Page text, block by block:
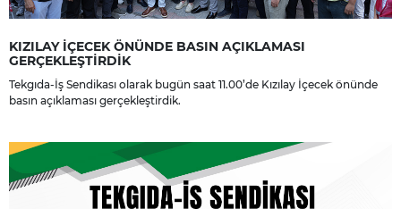
KIZILAY İÇECEK ÖNÜNDE BASIN AÇIKLAMASI
GERÇEKLEŞTİRDİK
Tekgıda-İş Sendikası olarak bugün saat 11.00’de Kızılay İçecek önünde
basın açıklaması gerçekleştirdik.